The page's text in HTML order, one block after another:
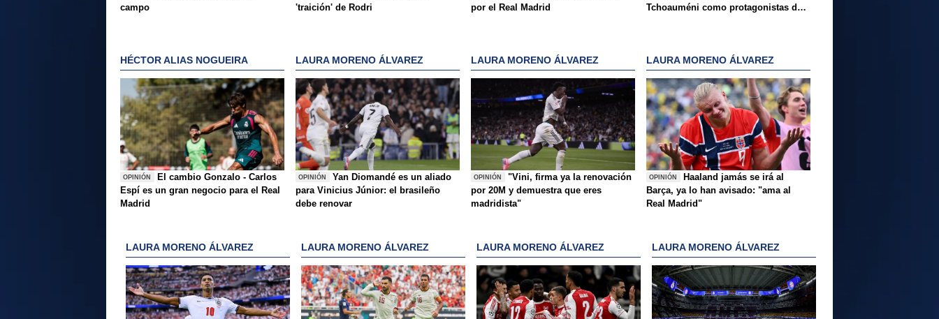
campo
'traición' de Rodri
por el Real Madrid
Tchoauméni como protagonistas de
HÉCTOR ALIAS NOGUEIRA
OPINIÓN
El cambio Gonzalo - Carlos
Espí es un gran negocio para el Real
Madrid
LAURA MORENO ÁLVAREZ
OPINIÓN
Yan Diomandé es un aliado
para Vinicius Júnior: el brasileño
debe renovar
LAURA MORENO ÁLVAREZ
OPINIÓN
"Vini, firma ya la renovación
por 20M y demuestra que eres
madridista"
LAURA MORENO ÁLVAREZ
OPINIÓN
Haaland jamás se irá al
Barça, ya lo han avisado: "ama al
Real Madrid"
LAURA MORENO ÁLVAREZ LAURA MORENO ÁLVAREZ LAURA MORENO ÁLVAREZ LAURA MORENO ÁLVAREZ